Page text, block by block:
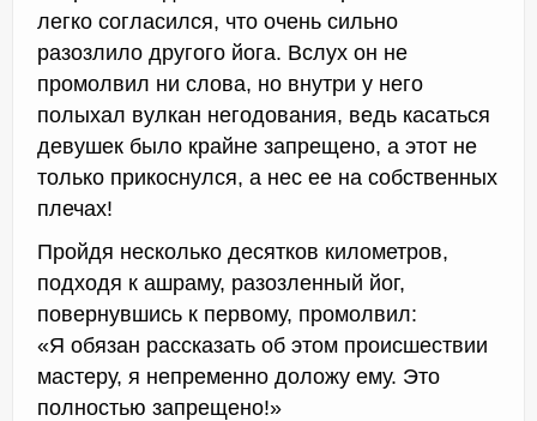
легко согласился, что очень сильно
разозлило другого йога. Вслух он не
промолвил ни слова, но внутри у него
полыхал вулкан негодования, ведь касаться
девушек было крайне запрещено, а этот не
только прикоснулся, а нес ее на собственных
плечах!
Пройдя несколько десятков километров,
подходя к ашраму, разозленный йог,
повернувшись к первому, промолвил:
«Я обязан рассказать об этом происшествии
мастеру, я непременно доложу ему. Это
полностью запрещено!»